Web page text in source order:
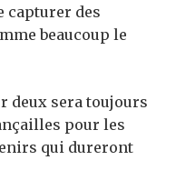
capturer des
beaucoup le
deux sera toujours
pour les
qui dureront